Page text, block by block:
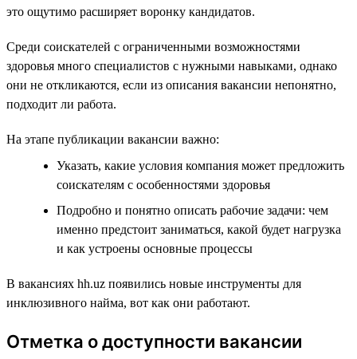
это ощутимо расширяет воронку кандидатов.
Среди соискателей с ограниченными возможностями
здоровья много специалистов с нужными навыками, однако
они не откликаются, если из описания вакансии непонятно,
подходит ли работа.
На этапе публикации вакансии важно:
Указать, какие условия компания может предложить
соискателям с особенностями здоровья
Подробно и понятно описать рабочие задачи: чем
именно предстоит заниматься, какой будет нагрузка
и как устроены основные процессы
В вакансиях hh.uz появились новые инструменты для
инклюзивного найма, вот как они работают.
Отметка о доступности вакансии